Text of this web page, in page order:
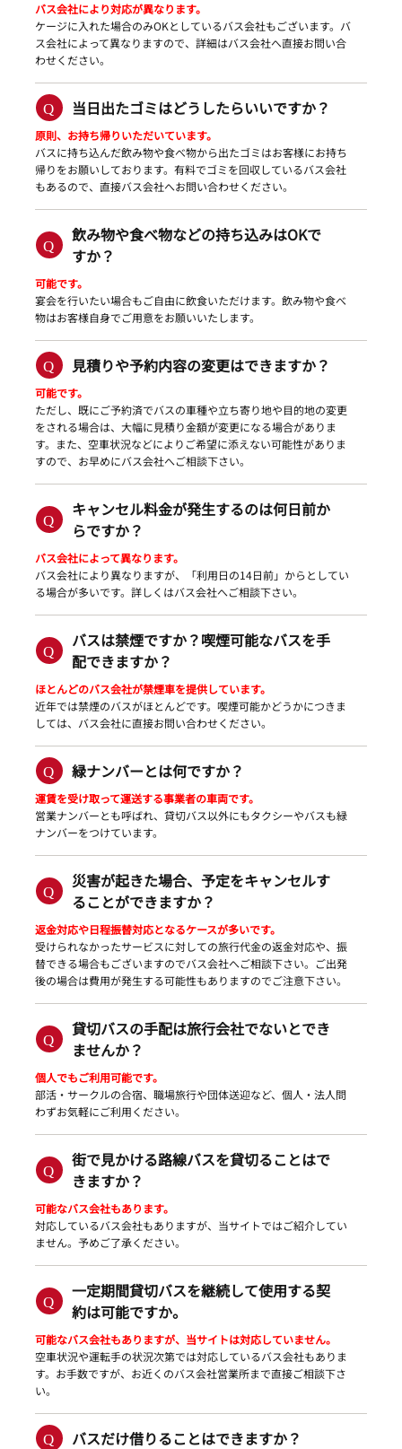
バス会社により対応が異なります。
ケージに入れた場合のみOKとしているバス会社もございます。バ
ス会社によって異なりますので、詳細はバス会社へ直接お問い合
わせください。
当日出たゴミはどうしたらいいですか？
原則、お持ち帰りいただいています。
バスに持ち込んだ飲み物や食べ物から出たゴミはお客様にお持ち
帰りをお願いしております。有料でゴミを回収しているバス会社
もあるので、直接バス会社へお問い合わせください。
飲み物や食べ物などの持ち込みはOKで
すか？
可能です。
宴会を行いたい場合もご自由に飲食いただけます。飲み物や食べ
物はお客様自身でご用意をお願いいたします。
見積りや予約内容の変更はできますか？
可能です。
ただし、既にご予約済でバスの車種や立ち寄り地や目的地の変更
をされる場合は、大幅に見積り金額が変更になる場合がありま
す。また、空車状況などによりご希望に添えない可能性がありま
すので、お早めにバス会社へご相談下さい。
キャンセル料金が発生するのは何日前か
らですか？
バス会社によって異なります。
バス会社により異なりますが、「利用日の14日前」からとしてい
る場合が多いです。詳しくはバス会社へご相談下さい。
バスは禁煙ですか？喫煙可能なバスを手
配できますか？
ほとんどのバス会社が禁煙車を提供しています。
近年では禁煙のバスがほとんどです。喫煙可能かどうかにつきま
しては、バス会社に直接お問い合わせください。
緑ナンバーとは何ですか？
運賃を受け取って運送する事業者の車両です。
営業ナンバーとも呼ばれ、貸切バス以外にもタクシーやバスも緑
ナンバーをつけています。
災害が起きた場合、予定をキャンセルす
ることができますか？
返金対応や日程振替対応となるケースが多いです。
受けられなかったサービスに対しての旅行代金の返金対応や、振
替できる場合もございますのでバス会社へご相談下さい。ご出発
後の場合は費用が発生する可能性もありますのでご注意下さい。
貸切バスの手配は旅行会社でないとでき
ませんか？
個人でもご利用可能です。
部活・サークルの合宿、職場旅行や団体送迎など、個人・法人問
わずお気軽にご利用ください。
街で見かける路線バスを貸切ることはで
きますか？
可能なバス会社もあります。
対応しているバス会社もありますが、当サイトではご紹介してい
ません。予めご了承ください。
一定期間貸切バスを継続して使用する契
約は可能ですか。
可能なバス会社もありますが、当サイトは対応していません。
空車状況や運転手の状況次第では対応しているバス会社もありま
す。お手数ですが、お近くのバス会社営業所まで直接ご相談下さ
い。
バスだけ借りることはできますか？